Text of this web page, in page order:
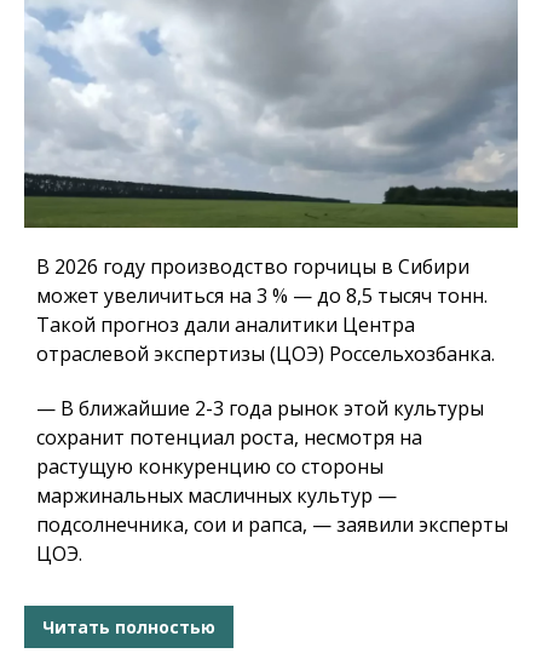
В 2026 году производство горчицы в Сибири
может увеличиться на 3 % — до 8,5 тысяч тонн.
Такой прогноз дали аналитики Центра
отраслевой экспертизы (ЦОЭ) Россельхозбанка.
— В ближайшие 2-3 года рынок этой культуры
сохранит потенциал роста, несмотря на
растущую конкуренцию со стороны
маржинальных масличных культур —
подсолнечника, сои и рапса, — заявили эксперты
ЦОЭ.
Читать полностью